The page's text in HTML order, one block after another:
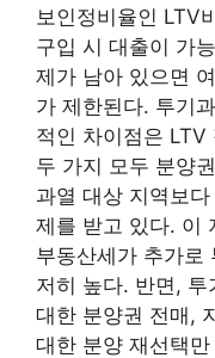
보인정비율인 LTV
구입 시 대출이 가
제가 남아 있으면
가 제한된다. 투기
적인 차이점은 LTV
두 가지 모두 분양
과열 대상 지역보
제를 받고 있다. 이
부동산세가 추가로
저히 높다. 반면, 투
대한 분양권 전매,
대한 분양 재선택